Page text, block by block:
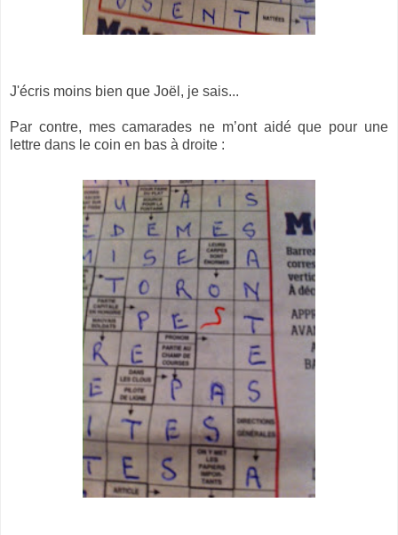
J'écris moins bien que Joël, je sais...
Par contre, mes camarades ne m’ont aidé que pour une
lettre dans le coin en bas à droite :